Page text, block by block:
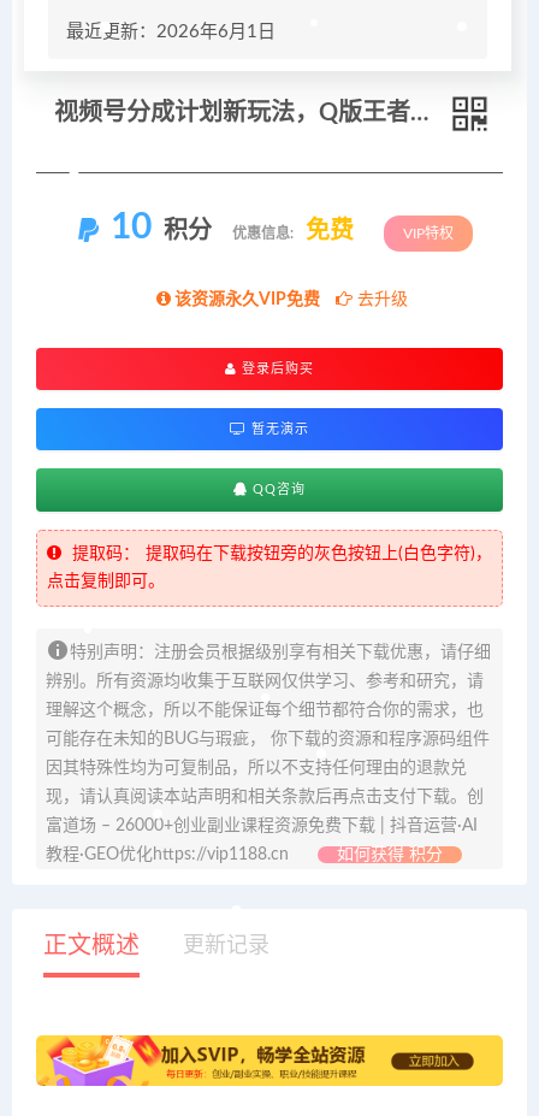
最近更新：2026年6月1日
视频号分成计划新玩法，Q版王者英雄新玩法3条视频，涨粉26W，开启AI变现新路径
10 积分 优惠信息: 免费 VIP特权
该资源永久VIP免费 去升级
登录后购买
暂无演示
QQ咨询
提取码：
提取码在下载按钮旁的灰色按钮上(白色字符)，
点击复制即可。
特别声明：注册会员根据级别享有相关下载优惠，请仔细
辨别。所有资源均收集于互联网仅供学习、参考和研究，请
理解这个概念，所以不能保证每个细节都符合你的需求，也
可能存在未知的BUG与瑕疵， 你下载的资源和程序源码组件
因其特殊性均为可复制品，所以不支持任何理由的退款兑
现，请认真阅读本站声明和相关条款后再点击支付下载。创
富道场 – 26000+创业副业课程资源免费下载 | 抖音运营·AI
教程·GEO优化https://vip1188.cn
如何获得 积分
正文概述 更新记录